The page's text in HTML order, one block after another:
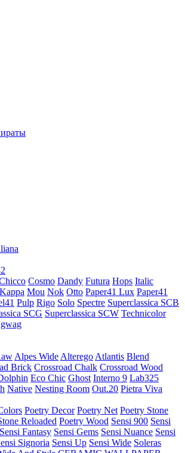
Cosmo Dandy Futura Hops Italic
Kappa Mou Nok Otto Paper41 Lux Paper41
Pulp Rigo Solo Spectre Superclassica SCB
SCG Superclassica SCW Technicolor
Alpes Wide Alterego Atlantis Blend
Brick Crossroad Chalk Crossroad Wood
Eco Chic Ghost Interno 9 Lab325
Native Nesting Room Out.20 Pietra Viva
Poetry Decor Poetry Net Poetry Stone
Reloaded Poetry Wood Sensi 900 Sensi
Sensi Fantasy Sensi Gems Sensi Nuance Sensi
Signoria Sensi Up Sensi Wide Soleras